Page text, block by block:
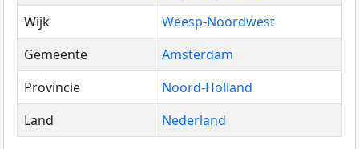
Wijk
Weesp-Noordwest
Gemeente
Amsterdam
Provincie
Noord-Holland
Land
Nederland